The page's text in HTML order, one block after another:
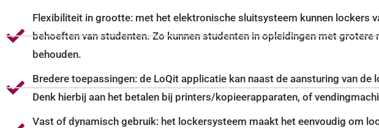
Flexibiliteit in grootte: met het elektronische sluitsysteem kunnen lockers
behoeften van studenten. Zo kunnen studenten in opleidingen met
behouden.
Bredere toepassingen: de LoQit applicatie kan naast de aansturing van
Denk hierbij aan het betalen bij printers/kopieerapparaten, of
Vast of dynamisch gebruik: het lockersysteem maakt het eenvoudig om